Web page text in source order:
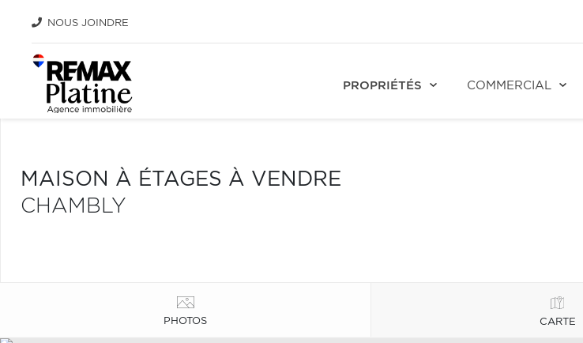
NOUS JOINDRE
PROPRIÉTÉS COMMERCIAL
MAISON À ÉTAGES À VENDRE
CHAMBLY
PHOTOS CARTE